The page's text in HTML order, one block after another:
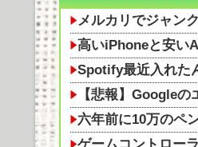
メルカリでジャン
高いiPhoneと安
Spotify最近入れた
【悲報】Google
六年前に10万のペ